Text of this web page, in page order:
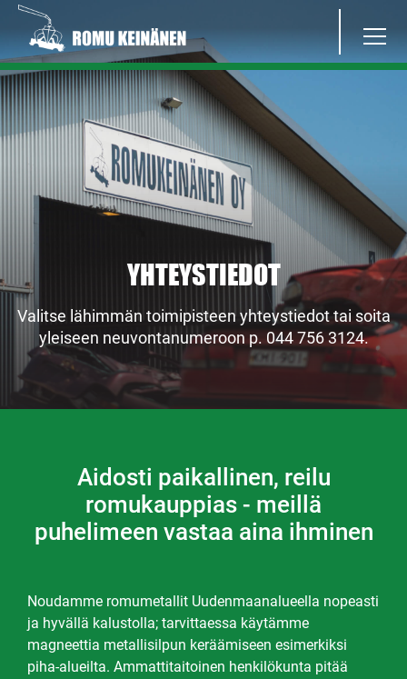
YHTEYSTIEDOT
Valitse lähimmän toimipisteen yhteystiedot tai soita
yleiseen neuvontanumeroon p. 044 756 3124.
Aidosti paikallinen, reilu
romukauppias - meillä
puhelimeen vastaa aina ihminen
Noudamme romumetallit Uudenmaanalueella nopeasti
ja hyvällä kalustolla; tarvittaessa käytämme
magneettia metallisilpun keräämiseen esimerkiksi
piha-alueilta. Ammattitaitoinen henkilökunta pitää